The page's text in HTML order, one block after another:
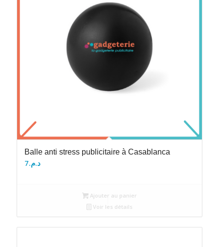
Balle anti stress publicitaire à Casablanca
د.م.7
Ajouter au panier
Voir les détails